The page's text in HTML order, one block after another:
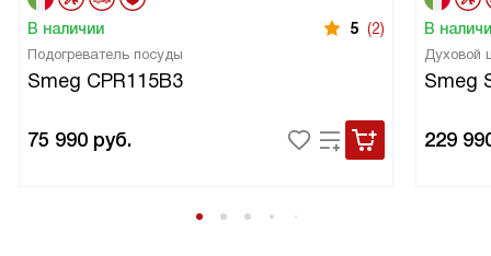
В наличии 5 (2)
Подогреватель посуды
Smeg CPR115B3
75 990 руб.
В
Духовой
Smeg
229